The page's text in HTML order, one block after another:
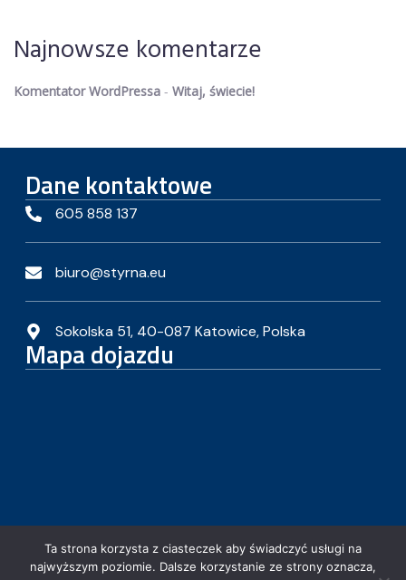
Najnowsze komentarze
Komentator WordPressa - Witaj, świecie!
Dane kontaktowe
605 858 137
biuro@styrna.eu
Sokolska 51, 40-087 Katowice, Polska
Mapa dojazdu
Ta strona korzysta z ciasteczek aby świadczyć usługi na
najwyższym poziomie. Dalsze korzystanie ze strony oznacza,